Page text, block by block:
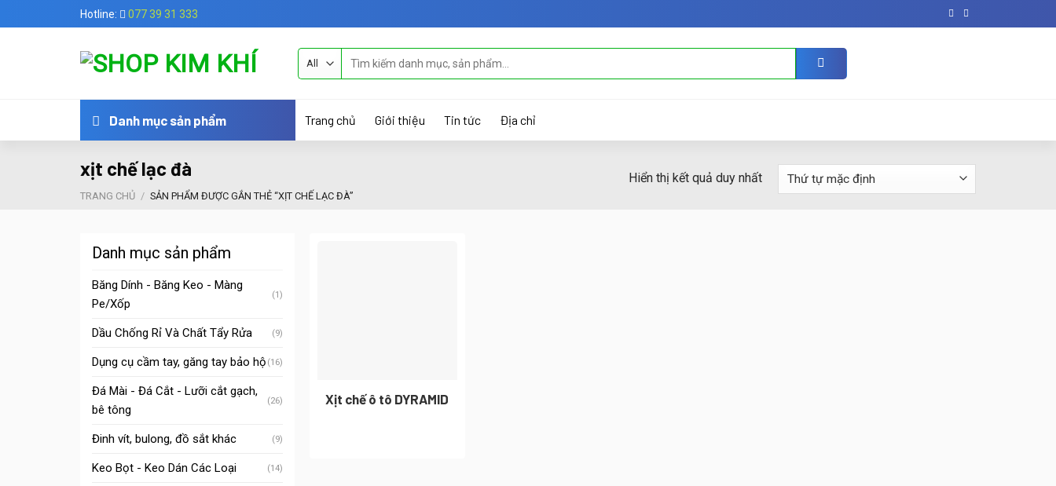
to
Hotline: 077 39 31 333
kiếm:
Danh mục sản phẩm Trang chủ Giới thiệu Tin tức Địa chỉ
xịt chế lạc đà
TRANG CHỦ / SẢN PHẨM ĐƯỢC GẮN THẺ “XỊT CHẾ LẠC ĐÀ”
Hiển thị kết quả duy nhất
Danh mục sản phẩm
Băng Dính - Băng Keo - Màng
Pe/Xốp
(1)
Dầu Chống Rỉ Và Chất Tẩy Rửa (9)
Dụng cụ cầm tay, găng tay bảo hộ (16)
Đá Mài - Đá Cắt - Lưỡi cắt gạch,
bê tông
(26)
Đinh vít, bulong, đồ sắt khác (9)
Keo Bọt - Keo Dán Các Loại (14)
Xịt chế ô tô DYRAMID